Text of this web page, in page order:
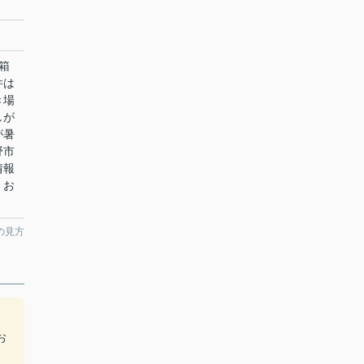
は
場
が
暑
市
報
お
見方